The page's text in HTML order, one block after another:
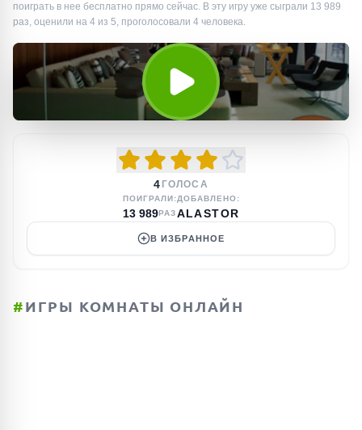
поиграть в нее бесплатно прямо сейчас. В эту игру уже сыграли 13 989
раз, оценили на 4 из 5, проголосовали 4 человека.
4 ГОЛОСА
ПОИГРАЛИ:
13 989РАЗ
ДОБАВЛЕНО:
ALASTOR
В ИЗБРАННОЕ
#ИГРЫ КОМНАТЫ ОНЛАЙН